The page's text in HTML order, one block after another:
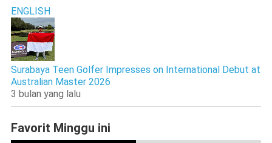
ENGLISH
Surabaya Teen Golfer Impresses on International Debut at
Australian Master 2026
3 bulan yang lalu
Favorit Minggu ini